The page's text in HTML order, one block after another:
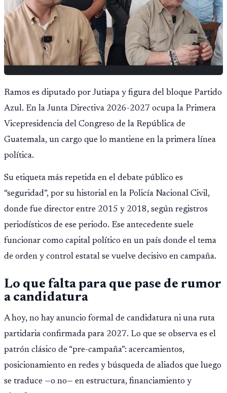
Ramos es diputado por Jutiapa y figura del bloque Partido
Azul. En la Junta Directiva 2026-2027 ocupa la Primera
Vicepresidencia del Congreso de la República de
Guatemala, un cargo que lo mantiene en la primera línea
política.
Su etiqueta más repetida en el debate público es
“seguridad”, por su historial en la Policía Nacional Civil,
donde fue director entre 2015 y 2018, según registros
periodísticos de ese periodo. Ese antecedente suele
funcionar como capital político en un país donde el tema
de orden y control estatal se vuelve decisivo en campaña.
Lo que falta para que pase de rumor
a candidatura
A hoy, no hay anuncio formal de candidatura ni una ruta
partidaria confirmada para 2027. Lo que se observa es el
patrón clásico de “pre-campaña”: acercamientos,
posicionamiento en redes y búsqueda de aliados que luego
se traduce —o no— en estructura, financiamiento y